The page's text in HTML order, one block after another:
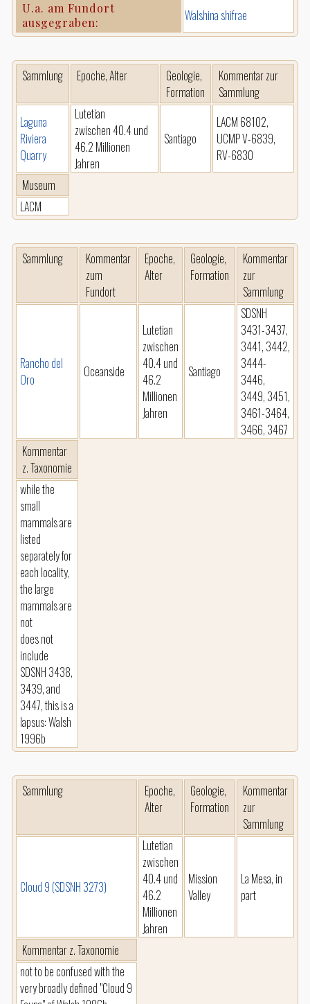
U.a. am Fundort
ausgegraben:
Walshina shifrae
Sammlung Epoche, Alter
Geologie,
Formation
Kommentar zur
Sammlung
Laguna
Riviera
Quarry
Lutetian
zwischen 40.4 und
46.2 Millionen
Jahren
Santiago
LACM 68102,
UCMP V-6839,
RV-6830
Museum
LACM
Sammlung
Kommentar
zum
Fundort
Epoche,
Alter
Geologie,
Formation
Kommentar
zur
Sammlung
Rancho del
Oro
Oceanside
Lutetian
zwischen
40.4 und
46.2
Millionen
Jahren
Santiago
SDSNH
3431-3437,
3441, 3442,
3444-
3446,
3449, 3451,
3461-3464,
3466, 3467
Kommentar
z. Taxonomie
while the
small
mammals are
listed
separately for
each locality,
the large
mammals are
not
does not
include
SDSNH 3438,
3439, and
3447, this is a
lapsus: Walsh
1996b
Sammlung
Epoche,
Alter
Geologie,
Formation
Kommentar
zur
Sammlung
Cloud 9 (SDSNH 3273)
Lutetian
zwischen
40.4 und
46.2
Millionen
Jahren
Mission
Valley
La Mesa, in
part
Kommentar z. Taxonomie
not to be confused with the
very broadly defined "Cloud 9